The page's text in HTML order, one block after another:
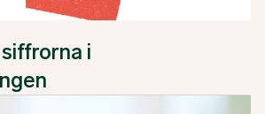
i